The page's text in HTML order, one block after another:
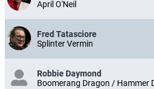
April O'Neil
Fred Tatasciore
Splinter Vermin
Robbie Daymond
Boomerang Dragon / Hammer